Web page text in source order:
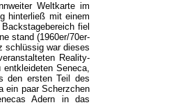
Weltkarte im
hinterließ mit einem
fiel
stand (1960er/70er-
schlüssig war dieses
Reality-
Seneca,
den ersten Teil des
ein paar Scherzchen
Adern in das